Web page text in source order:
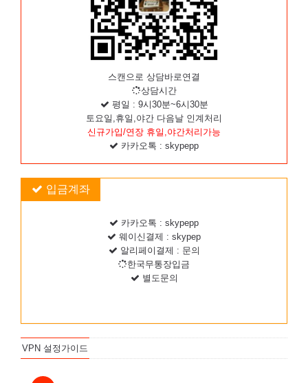
스캔으로 상담바로연결
상담시간
평일 : 9시30분~6시30분
토요일,휴일,야간 다음날 인계처리
신규가입/연장 휴일,야간처리가능
카카오톡 : skypepp
입금계좌
카카오톡 : skypepp
웨이신결제 : skypep
알리페이결제 : 문의
한국무통장입금
별도문의
VPN 설정가이드